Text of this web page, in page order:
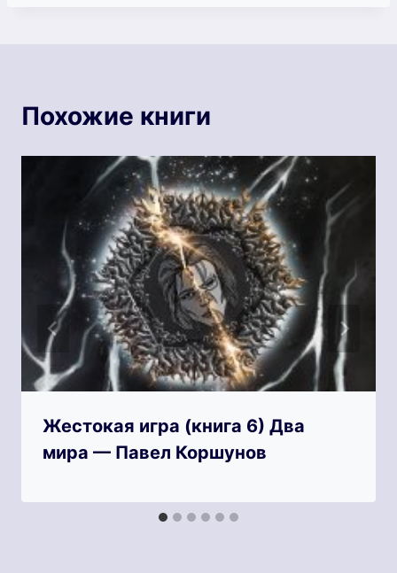
Похожие книги
Жестокая игра (книга 6) Два
мира — Павел Коршунов